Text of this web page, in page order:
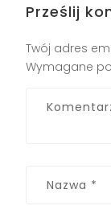
Prześlij
Twój adres
Wymagane